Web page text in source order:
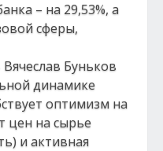
– на 29,53%, а
сферы,
Буньков
динамике
оптимизм на
цен на сырье
и активная